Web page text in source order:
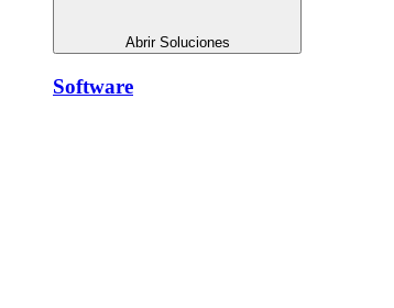
Abrir Soluciones
Software